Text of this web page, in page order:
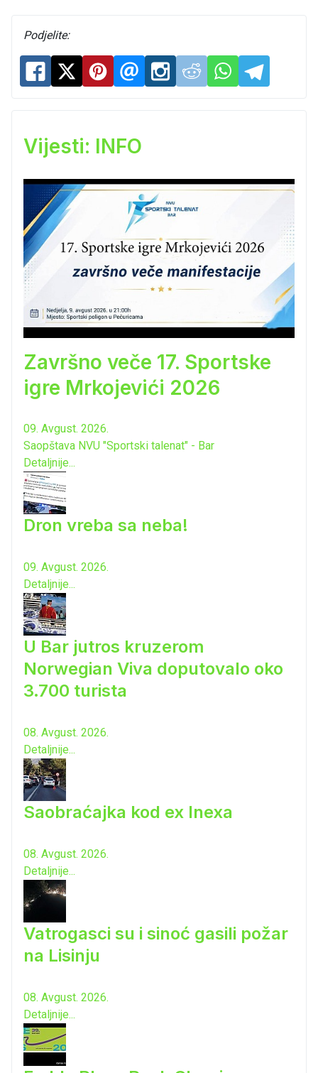
Podjelite:
Vijesti: INFO
Završno veče 17. Sportske
igre Mrkojevići 2026
09. Avgust. 2026.
Saopštava NVU "Sportski talenat" - Bar
Detaljnije...
Dron vreba sa neba!
09. Avgust. 2026.
Detaljnije...
U Bar jutros kruzerom
Norwegian Viva doputovalo oko
3.700 turista
08. Avgust. 2026.
Detaljnije...
Saobraćajka kod ex Inexa
08. Avgust. 2026.
Detaljnije...
Vatrogasci su i sinoć gasili požar
na Lisinju
08. Avgust. 2026.
Detaljnije...